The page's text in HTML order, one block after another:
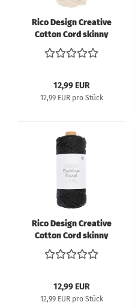
Rico Design Creative
Cotton Cord skinny
Makramee-Garn 190g
55m natur
12,99 EUR
12,99 EUR pro Stück
Rico Design Creative
Cotton Cord skinny
Makramee-Garn 190g
55m schwarz
12,99 EUR
12,99 EUR pro Stück